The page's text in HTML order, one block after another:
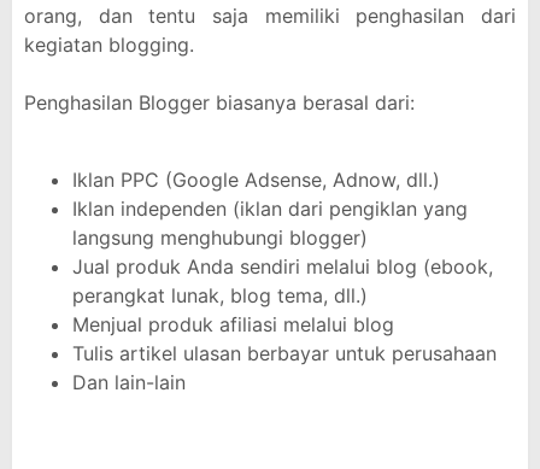
orang, dan tentu saja memiliki penghasilan dari
kegiatan blogging.
Penghasilan Blogger biasanya berasal dari:
Iklan PPC (Google Adsense, Adnow, dll.)
Iklan independen (iklan dari pengiklan yang
langsung menghubungi blogger)
Jual produk Anda sendiri melalui blog (ebook,
perangkat lunak, blog tema, dll.)
Menjual produk afiliasi melalui blog
Tulis artikel ulasan berbayar untuk perusahaan
Dan lain-lain